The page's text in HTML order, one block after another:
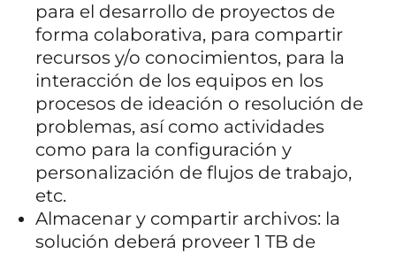
para el desarrollo de proyectos de
forma colaborativa, para compartir
recursos y/o conocimientos, para la
interacción de los equipos en los
procesos de ideación o resolución de
problemas, así como actividades
como para la configuración y
personalización de flujos de trabajo,
etc.
Almacenar y compartir archivos: la
solución deberá proveer 1 TB de